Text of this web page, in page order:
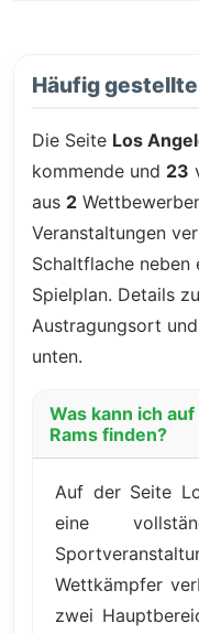
Häufig gestellte
Die Seite Los
kommende und 23
aus 2
Veranstaltungen
Schaltflache neben
Spielplan. Details
Austragungsort
unten.
Was kann ich
Rams finden?
Auf der Seite
eine
Wettkämpfer
zwei